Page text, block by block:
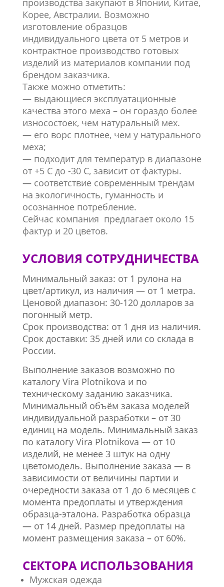
производства закупают в Японии, Китае,
Корее, Австралии. Возможно
изготовление образцов
индивидуального цвета от 5 метров и
контрактное производство готовых
изделий из материалов компании под
брендом заказчика.
Также можно отметить:
— выдающиеся эксплуатационные
качества этого меха – он гораздо более
износостоек, чем натуральный мех.
— его ворс плотнее, чем у натурального
меха;
— подходит для температур в диапазоне
от +5 С до -30 С, зависит от фактуры.
— соответствие современным трендам
на экологичность, гуманность и
осознанное потребление.
Сейчас компания предлагает около 15
фактур и 20 цветов.
УСЛОВИЯ СОТРУДНИЧЕСТВА
Минимальный заказ: от 1 рулона на
цвет/артикул, из наличия — от 1 метра.
Ценовой диапазон: 30-120 долларов за
погонный метр.
Срок производства: от 1 дня из наличия.
Срок доставки: 35 дней или со склада в
России.
Выполнение заказов возможно по
каталогу Vira Plotnikova и по
техническому заданию заказчика.
Минимальный объём заказа моделей
индивидуальной разработки – от 30
единиц на модель. Минимальный заказ
по каталогу Vira Plotnikova — от 10
изделий, не менее 3 штук на одну
цветомодель. Выполнение заказа — в
зависимости от величины партии и
очередности заказа от 1 до 6 месяцев с
момента предоплаты и утверждения
образца-эталона. Разработка образца
— от 14 дней. Размер предоплаты на
момент размещения заказа – от 60%.
СЕКТОРА ИСПОЛЬЗОВАНИЯ
Мужская одежда